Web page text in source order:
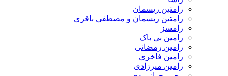
رامتین ریسمان
رامتین ریسمان و مصطفی باقری
رامسز
رامین بی باک
رامین رمضانی
رامین فاخری
رامین میرزادی